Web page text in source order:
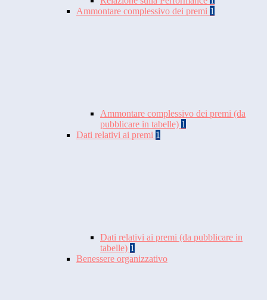
Ammontare complessivo dei premi 1
Ammontare complessivo dei premi (da
pubblicare in tabelle) 1
Dati relativi ai premi 1
Dati relativi ai premi (da pubblicare in
tabelle) 1
Benessere organizzativo